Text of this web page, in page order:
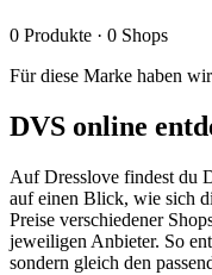
0 Produkte · 0 Shops
Für diese Marke haben
DVS online
Auf Dresslove findest du
auf einen Blick, wie sich
Preise verschiedener
jeweiligen Anbieter. So
sondern gleich den